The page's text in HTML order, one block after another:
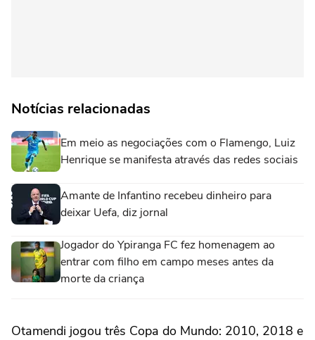
Notícias relacionadas
Em meio as negociações com o Flamengo, Luiz
Henrique se manifesta através das redes sociais
Amante de Infantino recebeu dinheiro para
deixar Uefa, diz jornal
Jogador do Ypiranga FC fez homenagem ao
entrar com filho em campo meses antes da
morte da criança
Otamendi jogou três Copa do Mundo: 2010, 2018 e